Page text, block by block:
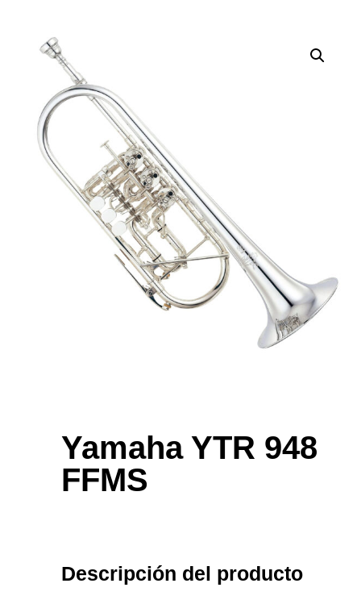
Yamaha YTR 948
FFMS
Descripción del producto